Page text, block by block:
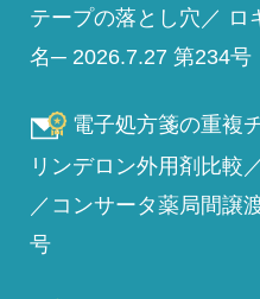
テープの落とし穴／ ロ
名─ 2026.7.27 第234号
電子処方箋の重複
リンデロン外用剤比較
／コンサータ薬局間譲
号